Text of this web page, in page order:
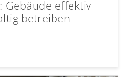
Gebäude effektiv
betreiben